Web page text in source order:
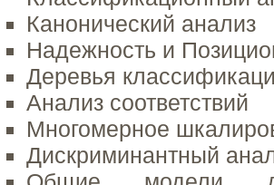
Канонический анализ
Надежность и
Деревья
Анализ соответствий
Многомерное
Дискриминантный